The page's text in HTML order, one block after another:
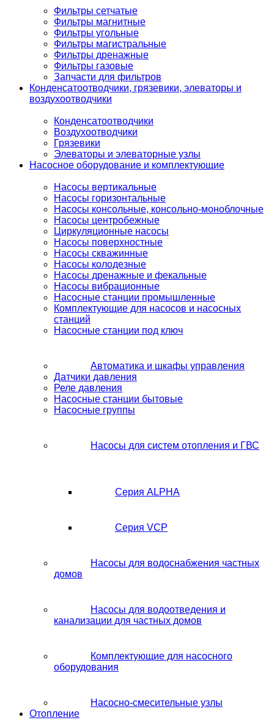
Фильтры сетчатые
Фильтры магнитные
Фильтры угольные
Фильтры магистральные
Фильтры дренажные
Фильтры газовые
Запчасти для фильтров
Конденсатоотводчики, грязевики, элеваторы и
воздухоотводчики
Конденсатоотводчики
Воздухоотводчики
Грязевики
Элеваторы и элеваторные узлы
Насосное оборудование и комплектующие
Насосы вертикальные
Насосы горизонтальные
Насосы консольные, консольно-моноблочные
Насосы центробежные
Циркуляционные насосы
Насосы поверхностные
Насосы скважинные
Насосы колодезные
Насосы дренажные и фекальные
Насосы вибрационные
Насосные станции промышленные
Комплектующие для насосов и насосных
станций
Насосные станции под ключ
Автоматика и шкафы управления
Датчики давления
Реле давления
Насосные станции бытовые
Насосные группы
Насосы для систем отопления и ГВС
Серия ALPHA
Серия VCP
Насосы для водоснабжения частных
домов
Насосы для водоотведения и
канализации для частных домов
Комплектующие для насосного
оборудования
Насосно-смесительные узлы
Отопление